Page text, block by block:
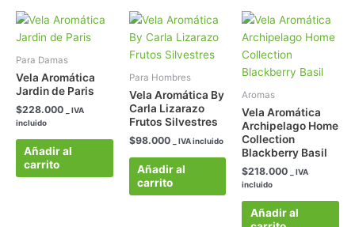
Para Damas
Vela Aromática
Jardin de Paris
$228.000
_ IVA
incluido
Añadir al
carrito
Para Hombres
Vela Aromática By
Carla Lizarazo
Frutos Silvestres
$98.000 _ IVA incluido
Añadir al
carrito
Aromas
Vela Aromática
Archipelago Home
Collection
Blackberry Basil
$218.000
_ IVA
incluido
Añadir al